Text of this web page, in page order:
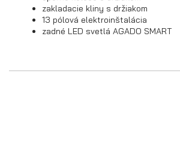
zakladacie kliny s držiakom
13 pólová elektroinštalácia
zadné LED svetlá AGADO SMART